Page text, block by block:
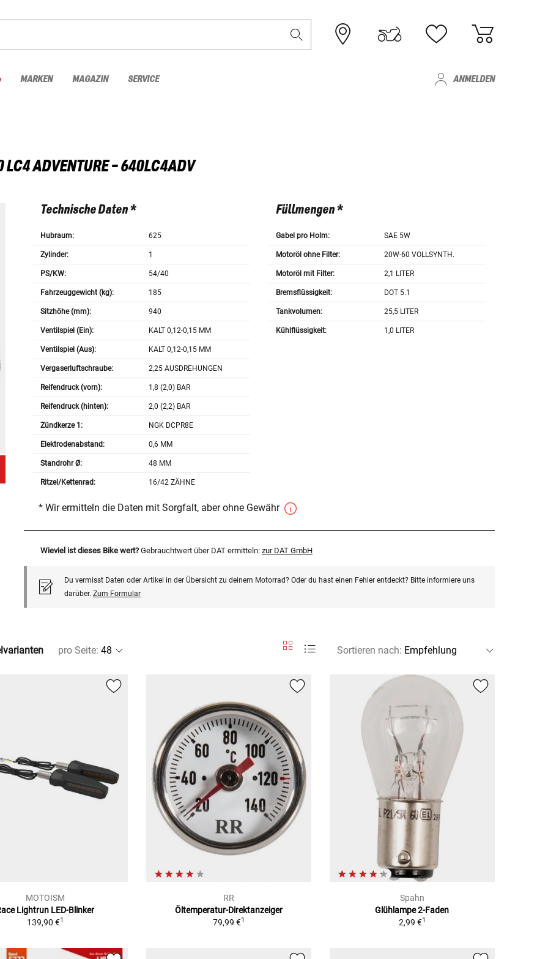
MARKEN MAGAZIN SERVICE ANMELDEN
LC4 ADVENTURE - 640LC4ADV
Technische Daten *
Hubraum: 625
Zylinder: 1
PS/KW: 54/40
Fahrzeuggewicht (kg): 185
Sitzhöhe (mm): 940
Ventilspiel (Ein): KALT 0,12-0,15 MM
Ventilspiel (Aus): KALT 0,12-0,15 MM
Vergaserluftschraube: 2,25 AUSDREHUNGEN
Reifendruck (vorn): 1,8 (2,0) BAR
Reifendruck (hinten): 2,0 (2,2) BAR
Zündkerze 1: NGK DCPR8E
Elektrodenabstand: 0,6 MM
Standrohr Ø: 48 MM
Ritzel/Kettenrad: 16/42 ZÄHNE
Füllmengen *
Gabel pro Holm: SAE 5W
Motoröl ohne Filter: 20W-60 VOLLSYNTH.
Motoröl mit Filter: 2,1 LITER
Bremsflüssigkeit: DOT 5.1
Tankvolumen: 25,5 LITER
Kühlflüssigkeit: 1,0 LITER
* Wir ermitteln die Daten mit Sorgfalt, aber ohne Gewähr
Wieviel ist dieses Bike wert? Gebrauchtwert über DAT ermitteln: zur DAT GmbH
Du vermisst Daten oder Artikel in der Übersicht zu deinem Motorrad? Oder du hast einen Fehler entdeckt? Bitte informiere uns
darüber. Zum Formular
pro Seite: Sortieren nach:
MOTOISM
Lightrun LED-Blinker
139,90 €1
RR
Öltemperatur-Direktanzeiger
79,99 €1
Spahn
Glühlampe 2-Faden
2,99 €1